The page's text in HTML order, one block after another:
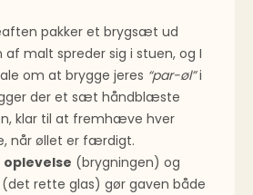
pakker et brygsæt ud
malt spreder sig i stuen, og I
om at brygge jeres “par-øl”i
der et sæt håndblæste
klar til at fremhæve hver
når øllet er færdigt.
oplevelse (brygningen) og
(det rette glas) gør gaven både